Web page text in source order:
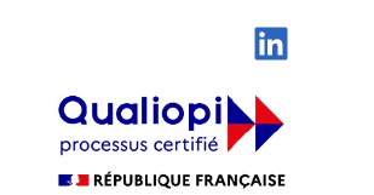
LinkedIn